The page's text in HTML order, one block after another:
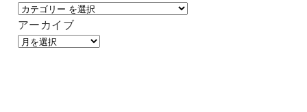
アーカイブ